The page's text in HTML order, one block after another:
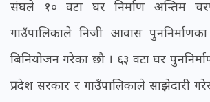
संघले १० वटा घर निर्माण अन्तिम
गाउँपालिकाले निजी आवास
बिनियोजन गरेका छौ । ६३ वटा घर
प्रदेश सरकार र गाउँपालिकाले साझेदारी